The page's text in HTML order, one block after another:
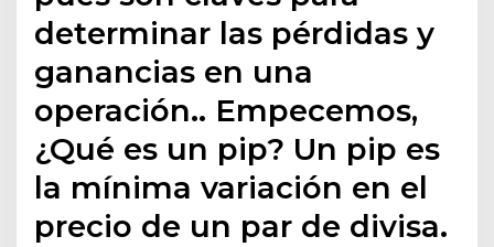
determinar las pérdidas y
ganancias en una
operación.. Empecemos,
¿Qué es un pip? Un pip es
la mínima variación en el
precio de un par de divisa.